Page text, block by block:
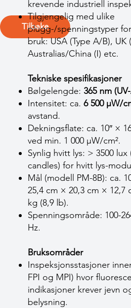
Tilbake
krevende industriell
Tilgjengelig med ulike
plugg-/spenningstyper
bruk: USA (Type A/B), UK
Australias/China (I) etc.
Tekniske spesifikasjoner
Bølgelengde: 365 nm
Intensitet: ca. 6 500 µW/
avstand.
Dekningsflate: ca. 10″ ×
ved min. 1 000 µW/cm².
Synlig hvitt lys: > 3500
candles) for hvitt lys-
Mål (modell PM-8B): ca.
25,4 cm × 20,3 cm × 12,7
kg (8,9 lb).
Spenningsområde: 100-
Hz.
Bruksområder
Inspeksjonsstasjoner
FPI og MPI) hvor
indikasjoner krever jevn
belysning.